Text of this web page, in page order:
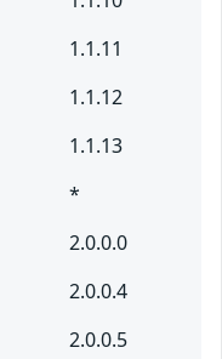
1.1.11
1.1.12
1.1.13
*
2.0.0.0
2.0.0.4
2.0.0.5